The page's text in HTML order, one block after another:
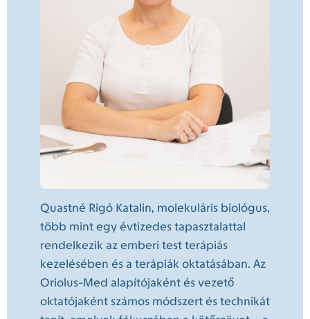
Quastné Rigó Katalin, molekuláris biológus,
több mint egy évtizedes tapasztalattal
rendelkezik az emberi test terápiás
kezelésében és a terápiák oktatásában. Az
Oriolus-Med alapítójaként és vezető
oktatójaként számos módszert és technikát